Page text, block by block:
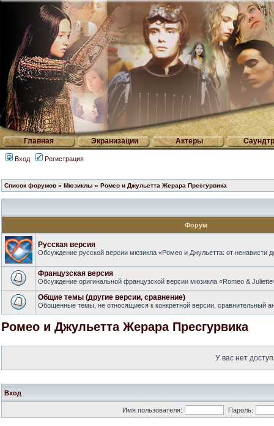
Главная Экранизации Актеры
Вход Регистрация
Список форумов » Мюзиклы » Ромео и Джульетта Жерара Пресгурвика
Форум
Русская версия
Обсуждение русской версии мюзикла «Ромео и Джульетта: от ненависти
Французская версия
Обсуждение оригинальной французской версии мюзикла «Romeo &
Общие темы (другие версии, сравнение)
Обощенные темы, не относящиеся к конкретной версии, сравнительный
Ромео и Джульетта Жерара Пресгурвика
У вас нет
Вход
Имя пользователя: Пароль: